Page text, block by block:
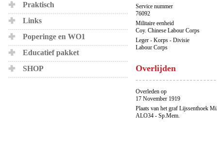
Praktisch
Links
Poperinge en WO1
Educatief pakket
SHOP
Service nummer
76092
Militaire eenheid
Coy. Chinese Labour Corps
Leger - Korps - Divisie
Labour Corps
Overlijden
Overleden op
17 November 1919
Plaats van het graf Lijssenthoek
ALO34 - Sp.Mem.